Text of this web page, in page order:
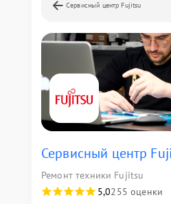
Сервисный центр Fujitsu
Сервисный центр
Ремонт техники Fujitsu
5,0255 оценки